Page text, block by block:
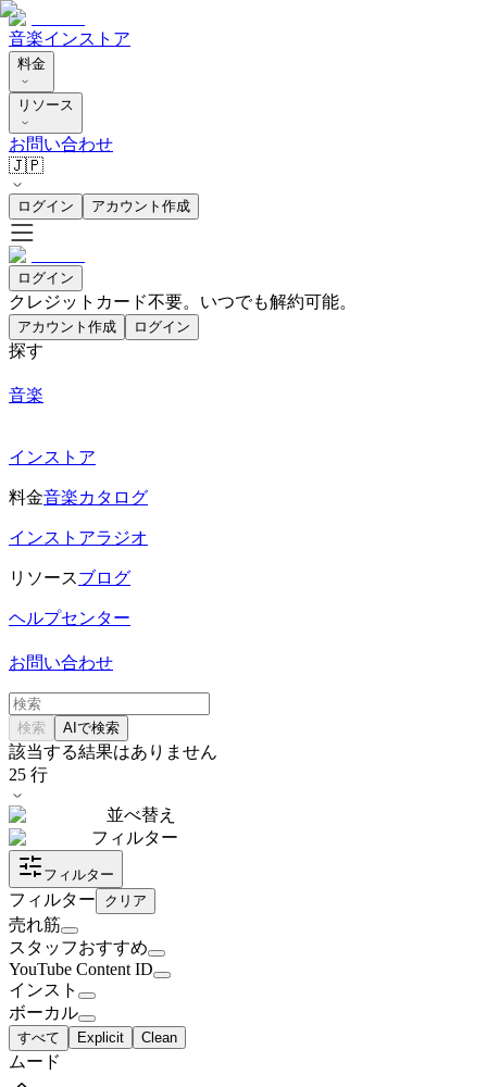
音楽インストア
料金
リソース
お問い合わせ
🇯🇵
ログイン アカウント作成
ログイン
クレジットカード不要。いつでも解約可能。
アカウント作成 ログイン
探す
音楽
インストア
料金音楽カタログ
インストアラジオ
リソースブログ
ヘルプセンター
お問い合わせ
検索 AIで検索
該当する結果はありません
25 行
並べ替え
フィルター
フィルター
フィルター クリア
売れ筋
スタッフおすすめ
YouTube Content ID
インスト
ボーカル
すべて Explicit Clean
ムード